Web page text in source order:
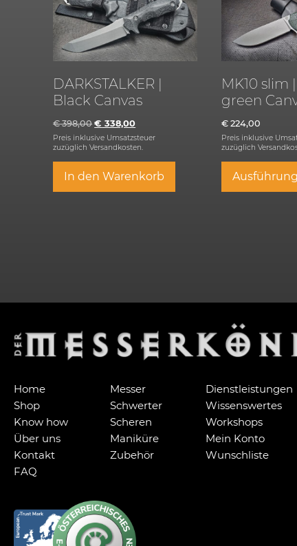
DARKSTALKER |
Black Canvas
€398,00 € 338,00
Preis inklusive Umsatzsteuer
zuzüglichVersandkosten.
In den Warenkorb
MK10 slim
green
€ 224,00
Preis inklusive
zuzüglich
Home
Shop
Know how
Über uns
Kontakt
FAQ
Messer
Schwerter
Scheren
Maniküre
Zubehör
Dienstleistungen
Wissenswertes
Workshops
Mein Konto
Wunschliste